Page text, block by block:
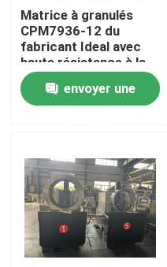
Visite d'usine
Contrôle de qualité
Contactez-nous
Nouvelles
Cas
Demandez une citation
Matrice à granulés
CPM7936-12 du
fabricant Ideal avec
haute résistance à la
corrosion
envoyer une